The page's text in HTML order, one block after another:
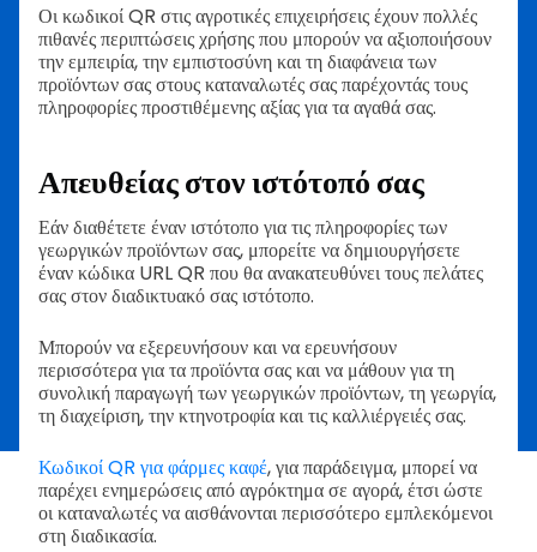
Οι κωδικοί QR στις αγροτικές επιχειρήσεις έχουν πολλές
πιθανές περιπτώσεις χρήσης που μπορούν να αξιοποιήσουν
την εμπειρία, την εμπιστοσύνη και τη διαφάνεια των
προϊόντων σας στους καταναλωτές σας παρέχοντάς τους
πληροφορίες προστιθέμενης αξίας για τα αγαθά σας.
Απευθείας στον ιστότοπό σας
Εάν διαθέτετε έναν ιστότοπο για τις πληροφορίες των
γεωργικών προϊόντων σας, μπορείτε να δημιουργήσετε
έναν κώδικα URL QR που θα ανακατευθύνει τους πελάτες
σας στον διαδικτυακό σας ιστότοπο.
Μπορούν να εξερευνήσουν και να ερευνήσουν
περισσότερα για τα προϊόντα σας και να μάθουν για τη
συνολική παραγωγή των γεωργικών προϊόντων, τη γεωργία,
τη διαχείριση, την κτηνοτροφία και τις καλλιέργειές σας.
Κωδικοί QR για φάρμες καφέ, για παράδειγμα, μπορεί να
παρέχει ενημερώσεις από αγρόκτημα σε αγορά, έτσι ώστε
οι καταναλωτές να αισθάνονται περισσότερο εμπλεκόμενοι
στη διαδικασία.